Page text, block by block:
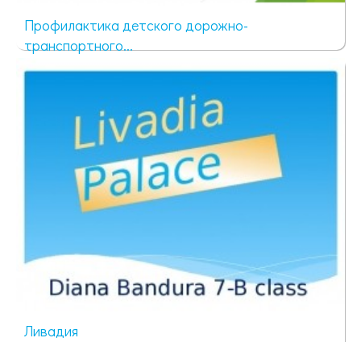
Профилактика детского дорожно-
транспортного...
64 просмотра
Ливадия